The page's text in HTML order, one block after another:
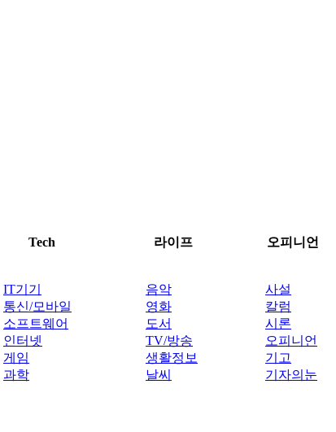
Tech 라이프 오피니언
IT기기
통신/모바일
소프트웨어
인터넷
게임
과학
음악
영화
도서
TV/방송
생활정보
날씨
사설
칼럼
시론
오피니언
기고
기자의눈